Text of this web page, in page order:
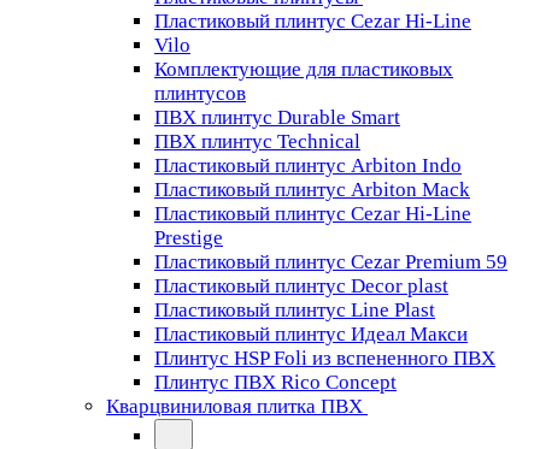
Пластиковый плинтус Cezar Hi-Line
Vilo
Комплектующие для пластиковых
плинтусов
ПВХ плинтус Durable Smart
ПВХ плинтус Technical
Пластиковый плинтус Arbiton Indo
Пластиковый плинтус Arbiton Mack
Пластиковый плинтус Cezar Hi-Line
Prestige
Пластиковый плинтус Cezar Premium 59
Пластиковый плинтус Decor plast
Пластиковый плинтус Line Plast
Пластиковый плинтус Идеал Макси
Плинтус HSP Foli из вспененного ПВХ
Плинтус ПВХ Rico Concept
Кварцвиниловая плитка ПВХ